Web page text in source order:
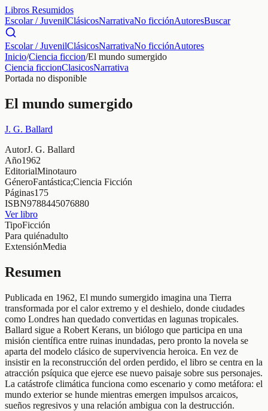
Libros Resumidos
Escolar / JuvenilClásicosNarrativaNo ficciónAutoresBuscar
Escolar / JuvenilClásicosNarrativaNo ficciónAutores
Inicio/Ciencia ficcion/El mundo sumergido
Ciencia ficcionClasicosNarrativa
Portada no disponible
El mundo sumergido
J. G. Ballard
AutorJ. G. Ballard
Año1962
EditorialMinotauro
GéneroFantástica;Ciencia Ficción
Páginas175
ISBN9788445076880
Ver libro
TipoFicción
Para quiénadulto
ExtensiónMedia
Resumen
Publicada en 1962, El mundo sumergido imagina una Tierra
transformada por el calor extremo y el deshielo, donde ciudades
como Londres han quedado convertidas en lagunas tropicales.
Ballard sigue a Robert Kerans, un biólogo que participa en una
misión científica entre ruinas inundadas, pero pronto la novela se
aparta del modelo clásico de supervivencia heroica. En vez de
insistir en la reconstrucción del orden perdido, el libro se centra en la
atracción psíquica que ejerce ese nuevo paisaje sobre sus personajes.
La catástrofe climática funciona como escenario y como metáfora: el
mundo exterior se hunde mientras emergen impulsos arcaicos,
sueños regresivos y una relación ambigua con la destrucción.